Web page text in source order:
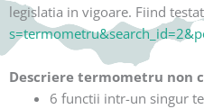
legislatia in vigoare. Fiind
Descriere termometru non
6 functii intr-un singur